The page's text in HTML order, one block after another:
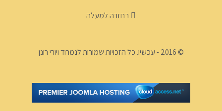
בחזרה למעלה
© 2016 - עכשיו. כל הזכויות שמורות לנמרוד ויורי רונן